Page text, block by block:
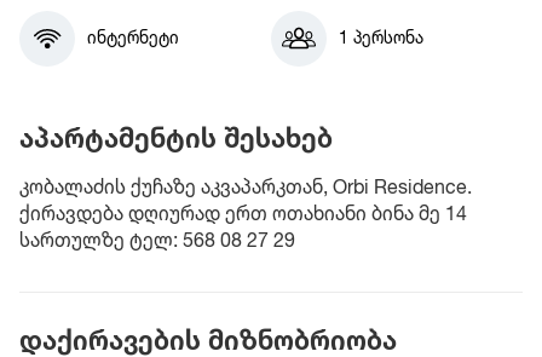
ინტერნეტი 1 პერსონა
აპარტამენტის შესახებ
კობალაძის ქუჩაზე აკვაპარკთან, Orbi Residence.
ქირავდება დღიურად ერთ ოთახიანი ბინა მე 14
სართულზე ტელ: 568 08 27 29
დაქირავების მიზნობრიობა